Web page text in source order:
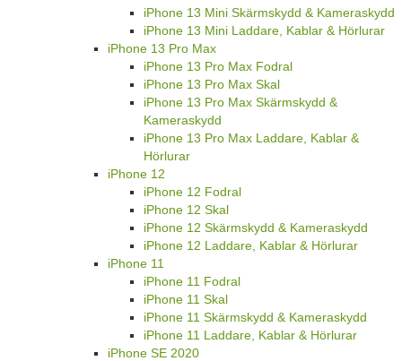
iPhone 13 Mini Skärmskydd & Kameraskydd
iPhone 13 Mini Laddare, Kablar & Hörlurar
iPhone 13 Pro Max
iPhone 13 Pro Max Fodral
iPhone 13 Pro Max Skal
iPhone 13 Pro Max Skärmskydd &
Kameraskydd
iPhone 13 Pro Max Laddare, Kablar &
Hörlurar
iPhone 12
iPhone 12 Fodral
iPhone 12 Skal
iPhone 12 Skärmskydd & Kameraskydd
iPhone 12 Laddare, Kablar & Hörlurar
iPhone 11
iPhone 11 Fodral
iPhone 11 Skal
iPhone 11 Skärmskydd & Kameraskydd
iPhone 11 Laddare, Kablar & Hörlurar
iPhone SE 2020